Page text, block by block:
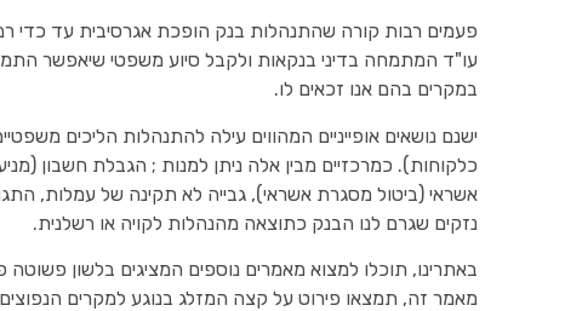
פעמים רבות קורה שהתנהלות בנק הופכת אגרסיבית עד כדי
עו"ד המתמחה בדיני בנקאות ולקבל סיוע משפטי שיאפשר
במקרים בהם אנו זכאים לו.
ישנם נושאים אופייניים המהווים עילה להתנהלות הליכים
כלקוחות). כמרכזיים מבין אלה ניתן למנות ; הגבלת חשבון
אשראי (ביטול מסגרת אשראי), גבייה לא תקינה של עמלות,
נזקים שגרם לנו הבנק כתוצאה מהנהלות לקויה או רשלנית.
באתרינו, תוכלו למצוא מאמרים נוספים המציגים בלשון
מאמר זה, תמצאו פירוט על קצה המזלג בנוגע למקרים